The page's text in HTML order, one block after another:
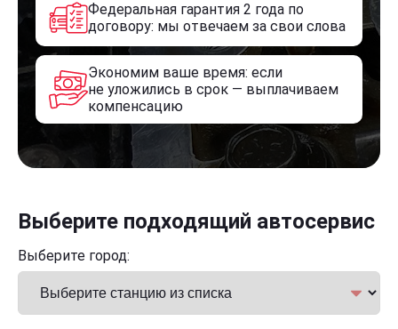
Федеральная гарантия 2 года по
договору: мы отвечаем за свои слова
Экономим ваше время: если
не уложились в срок — выплачиваем
компенсацию
Выберите подходящий автосервис
Выберите город: